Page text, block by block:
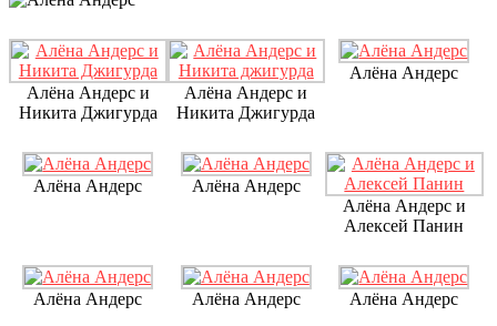
Алёна Андерс и
Никита Джигурда
Алёна Андерс и
Никита Джигурда
Алёна Андерс
Алёна Андерс
Алёна Андерс
Алёна Андерс и
Алексей Панин
Алёна Андерс Алёна Андерс Алёна Андерс